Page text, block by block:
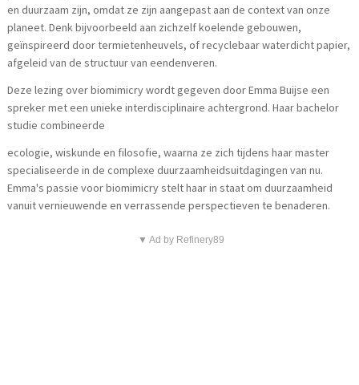
en duurzaam zijn, omdat ze zijn aangepast aan de context van onze
planeet. Denk bijvoorbeeld aan zichzelf koelende gebouwen,
geïnspireerd door termietenheuvels, of recyclebaar waterdicht papier,
afgeleid van de structuur van eendenveren.
Deze lezing over biomimicry wordt gegeven door Emma Buijse een
spreker met een unieke interdisciplinaire achtergrond. Haar bachelor
studie combineerde
ecologie, wiskunde en filosofie, waarna ze zich tijdens haar master
specialiseerde in de complexe duurzaamheidsuitdagingen van nu.
Emma's passie voor biomimicry stelt haar in staat om duurzaamheid
vanuit vernieuwende en verrassende perspectieven te benaderen.
▼ Ad by Refinery89